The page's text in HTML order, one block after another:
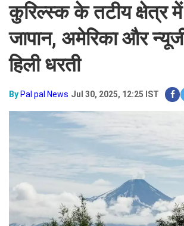
कुरिल्स्क के तटीय क्षेत्र में
जापान, अमेरिका और
हिली धरती
By Pal pal News Jul 30, 2025, 12:25 IST